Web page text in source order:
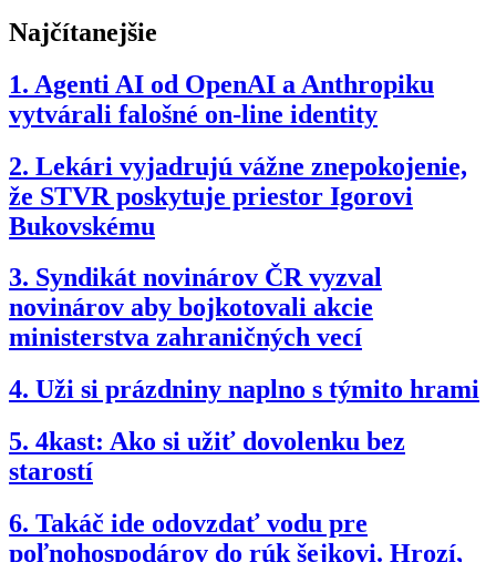
Najčítanejšie
1. Agenti AI od OpenAI a Anthropiku
vytvárali falošné on-line identity
2. Lekári vyjadrujú vážne znepokojenie,
že STVR poskytuje priestor Igorovi
Bukovskému
3. Syndikát novinárov ČR vyzval
novinárov aby bojkotovali akcie
ministerstva zahraničných vecí
4. Uži si prázdniny naplno s týmito hrami
5. 4kast: Ako si užiť dovolenku bez
starostí
6. Takáč ide odovzdať vodu pre
poľnohospodárov do rúk šejkovi. Hrozí,